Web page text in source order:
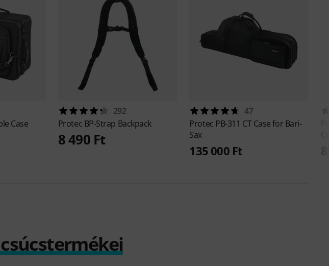
Case
292
Protec BP-Strap Backpack
8 490 Ft
47
Protec PB-311 CT Case for Bari-
Sax
135 000 Ft